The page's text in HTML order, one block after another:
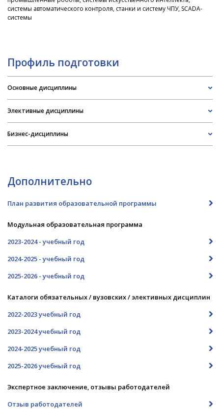
системы автоматического контроля, станки и систему ЧПУ, SCADA-
системы
Профиль подготовки
Основные дисциплины
Элективные дисциплины
Бизнес-дисциплины
Дополнительно
План развития образовательной программы
Модульная образовательная программа
2023-2024 - учебный год
2024-2025 - учебный год
2025-2026 - учебный год
Каталоги обязательных / вузовских / элективных дисциплин
2022-2023 учебный год
2023-2024 учебный год
2024-2025 учебный год
2025-2026 учебный год
Экспертное заключение, отзывы работодателей
Отзыв работодателей